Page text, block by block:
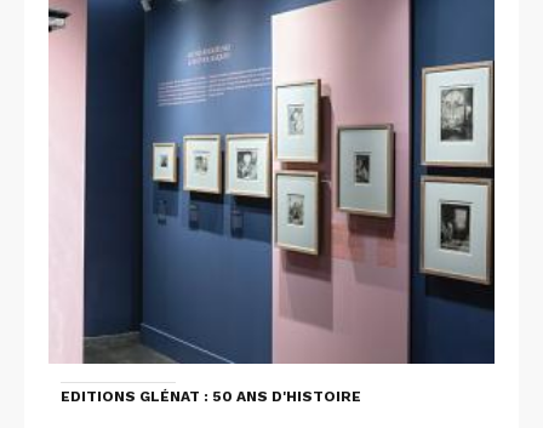
EDITIONS GLÉNAT : 50 ANS D'HISTOIRE